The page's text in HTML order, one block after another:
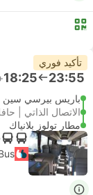
تأكيد فوري
23:55
18:25
باريس بيرسي سين
الاتصال الذاتي |
مطار تولوز بلانياك